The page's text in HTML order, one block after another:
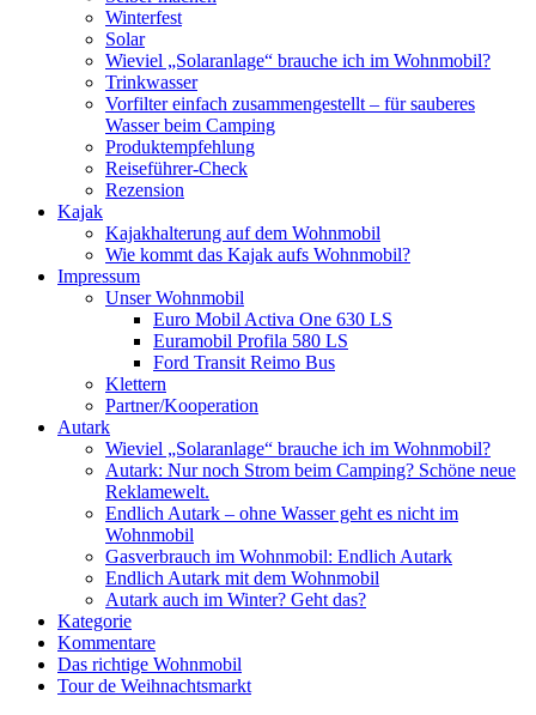
Winterfest
Solar
Wieviel „Solaranlage“ brauche ich im Wohnmobil?
Trinkwasser
Vorfilter einfach zusammengestellt – für sauberes
Wasser beim Camping
Produktempfehlung
Reiseführer-Check
Rezension
Kajak
Kajakhalterung auf dem Wohnmobil
Wie kommt das Kajak aufs Wohnmobil?
Impressum
Unser Wohnmobil
Euro Mobil Activa One 630 LS
Euramobil Profila 580 LS
Ford Transit Reimo Bus
Klettern
Partner/Kooperation
Autark
Wieviel „Solaranlage“ brauche ich im Wohnmobil?
Autark: Nur noch Strom beim Camping? Schöne neue
Reklamewelt.
Endlich Autark – ohne Wasser geht es nicht im
Wohnmobil
Gasverbrauch im Wohnmobil: Endlich Autark
Endlich Autark mit dem Wohnmobil
Autark auch im Winter? Geht das?
Kategorie
Kommentare
Das richtige Wohnmobil
Tour de Weihnachtsmarkt